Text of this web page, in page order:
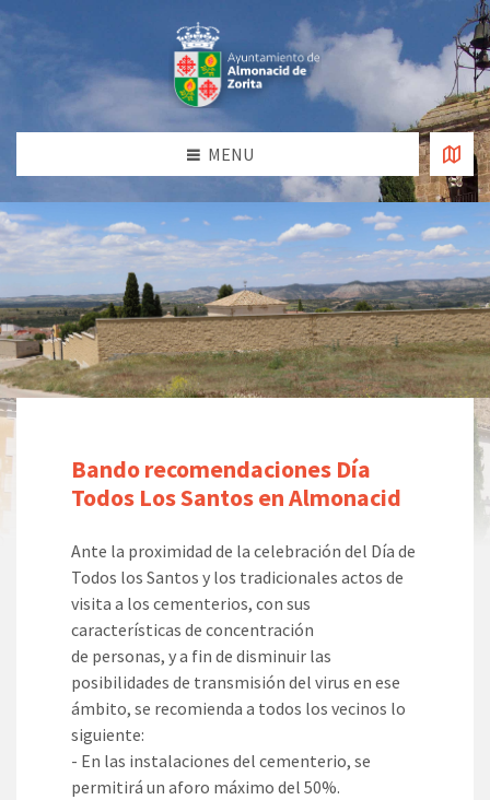
MENU
Bando recomendaciones Día
Todos Los Santos en Almonacid
Ante la proximidad de la celebración del Día de
Todos los Santos y los tradicionales actos de
visita a los cementerios, con sus
características de concentración
de personas, y a fin de disminuir las
posibilidades de transmisión del virus en ese
ámbito, se recomienda a todos los vecinos lo
siguiente:
- En las instalaciones del cementerio, se
permitirá un aforo máximo del 50%.